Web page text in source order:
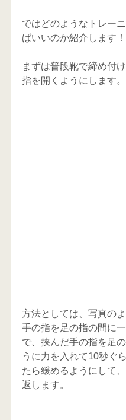
ではどのようなトレー
ばいいのか紹介します！
まずは普段靴で締め付
指を開くようにします。
方法としては、写真の
手の指を足の指の間に
で、挟んだ手の指を足
うに力を入れて10秒ぐ
たら緩めるようにして
返します。